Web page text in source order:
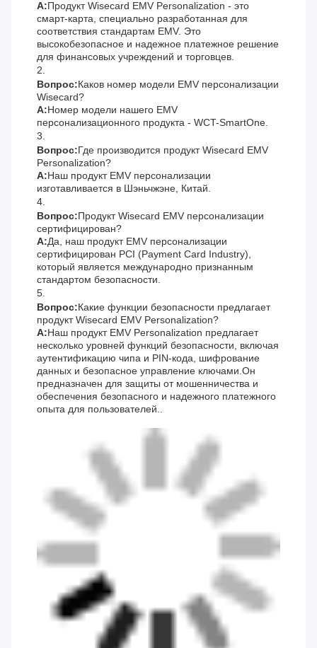
А:Продукт Wisecard EMV Personalization - это
смарт-карта, специально разработанная для
соответствия стандартам EMV. Это
высокобезопасное и надежное платежное решение
для финансовых учреждений и торговцев.
2.
Вопрос:Каков номер модели EMV персонализации
Wisecard?
А:Номер модели нашего EMV
персонализационного продукта - WCT-SmartOne.
3.
Вопрос:Где производится продукт Wisecard EMV
Personalization?
А:Наш продукт EMV персонализации
изготавливается в Шэньчжэне, Китай.
4.
Вопрос:Продукт Wisecard EMV персонализации
сертифицирован?
А:Да, наш продукт EMV персонализации
сертифицирован PCI (Payment Card Industry),
который является международно признанным
стандартом безопасности.
5.
Вопрос:Какие функции безопасности предлагает
продукт Wisecard EMV Personalization?
А:Наш продукт EMV Personalization предлагает
несколько уровней функций безопасности, включая
аутентификацию чипа и PIN-кода, шифрование
данных и безопасное управление ключами.Он
предназначен для защиты от мошенничества и
обеспечения безопасного и надежного платежного
опыта для пользователей..